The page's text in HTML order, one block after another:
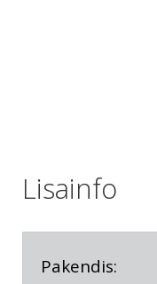
Lisainfo
Pakendis: